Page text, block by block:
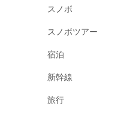
スノボ
スノボツアー
宿泊
新幹線
旅行